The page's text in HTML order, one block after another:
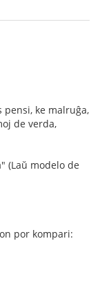
pensi, ke malruĝa,
de verda,
(Laŭ modelo de
por kompari: